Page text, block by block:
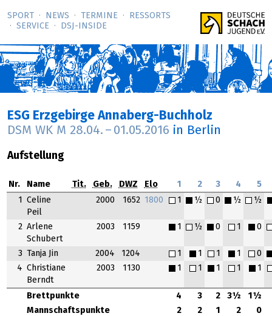
SPORT NEWS TERMINE
RESSORTS
SERVICE
DSJ-­INSIDE
ESG Erzgebirge Annaberg-Buchholz
DSM WK M 28.04. – 01.05.2016 in Berlin
Aufstellung
Nr. Name Tit. Geb. DWZ Elo 1 2 3 4 5
Brettpunkte 4 3 2 3½
1½
Mannschaftspunkte
2 2 1 2 0
1
Celine
Peil
2000 1652 1800 1 ½ 0 ½ ½
2 Arlene
Schubert
2003 1159 1 ½ 0 1 0
3 Tanja Jin 2004 1204 1 1 1 1
0
4 Christiane
Berndt
2003 1130 1 1 1 1 1